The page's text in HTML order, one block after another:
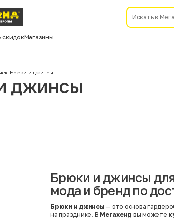
скидокМагазины
защищены.
все даты
-Брюки и джинсы
джинсы
Брюки и джинсы
мода и бренд по
Брюки и джинсы — это основа
на празднике. В Мегахенд вы можете